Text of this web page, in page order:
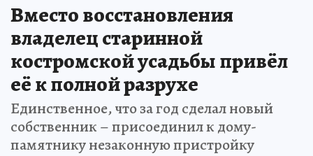
Вместо восстановления
владелец старинной
костромской усадьбы привёл
её к полной разрухе
Единственное, что за год сделал новый
собственник – присоединил к дому-
памятнику незаконную пристройку